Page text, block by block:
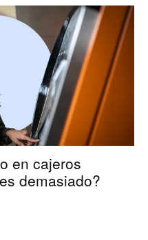
en cajeros
demasiado?